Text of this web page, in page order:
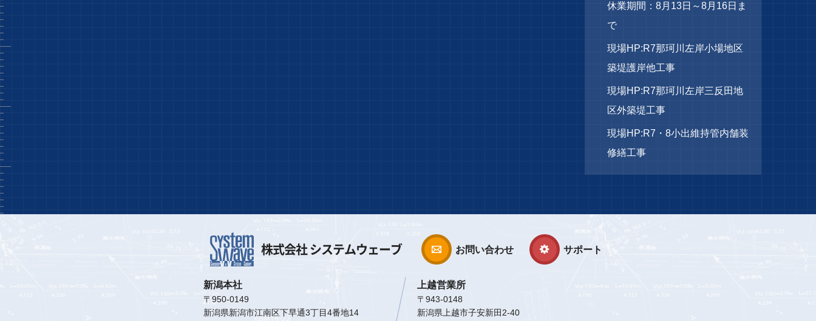
休業期間：8月13日～8月16日ま
で
現場HP:R7那珂川左岸小場地区
築堤護岸他工事
現場HP:R7那珂川左岸三反田地
区外築堤工事
現場HP:R7・8小出維持管内舗装
修繕工事
株式会社 システムウェーブ お問い合わせ サポート
新潟本社
〒950-0149
新潟県新潟市江南区下早通3丁目4番地14
上越営業所
〒943-0148
新潟県上越市子安新田2-40